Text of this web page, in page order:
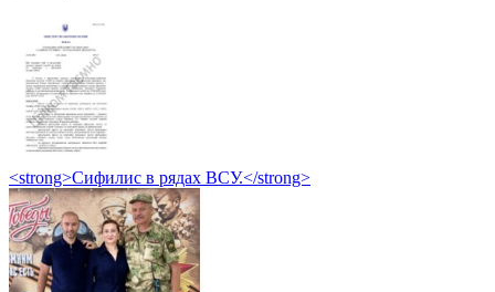
<strong>Сифилис в рядах ВСУ.</strong>